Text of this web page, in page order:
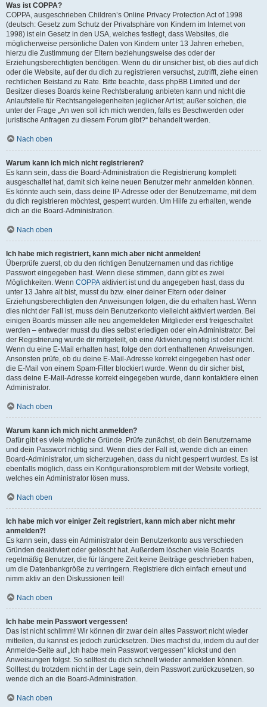
Was ist COPPA?
COPPA, ausgeschrieben Children’s Online Privacy Protection Act of 1998
(deutsch: Gesetz zum Schutz der Privatsphäre von Kindern im Internet von
1998) ist ein Gesetz in den USA, welches festlegt, dass Websites, die
möglicherweise persönliche Daten von Kindern unter 13 Jahren erheben,
hierzu die Zustimmung der Eltern beziehungsweise des oder der
Erziehungsberechtigten benötigen. Wenn du dir unsicher bist, ob dies auf dich
oder die Website, auf der du dich zu registrieren versuchst, zutrifft, ziehe einen
rechtlichen Beistand zu Rate. Bitte beachte, dass phpBB Limited und der
Besitzer dieses Boards keine Rechtsberatung anbieten kann und nicht die
Anlaufstelle für Rechtsangelegenheiten jeglicher Art ist; außer solchen, die
unter der Frage „An wen soll ich mich wenden, falls es Beschwerden oder
juristische Anfragen zu diesem Forum gibt?“ behandelt werden.
Nach oben
Warum kann ich mich nicht registrieren?
Es kann sein, dass die Board-Administration die Registrierung komplett
ausgeschaltet hat, damit sich keine neuen Benutzer mehr anmelden können.
Es könnte auch sein, dass deine IP-Adresse oder der Benutzername, mit dem
du dich registrieren möchtest, gesperrt wurden. Um Hilfe zu erhalten, wende
dich an die Board-Administration.
Nach oben
Ich habe mich registriert, kann mich aber nicht anmelden!
Überprüfe zuerst, ob du den richtigen Benutzernamen und das richtige
Passwort eingegeben hast. Wenn diese stimmen, dann gibt es zwei
Möglichkeiten. Wenn COPPA aktiviert ist und du angegeben hast, dass du
unter 13 Jahre alt bist, musst du bzw. einer deiner Eltern oder deiner
Erziehungsberechtigten den Anweisungen folgen, die du erhalten hast. Wenn
dies nicht der Fall ist, muss dein Benutzerkonto vielleicht aktiviert werden. Bei
einigen Boards müssen alle neu angemeldeten Mitglieder erst freigeschaltet
werden – entweder musst du dies selbst erledigen oder ein Administrator. Bei
der Registrierung wurde dir mitgeteilt, ob eine Aktivierung nötig ist oder nicht.
Wenn du eine E-Mail erhalten hast, folge den dort enthaltenen Anweisungen.
Ansonsten prüfe, ob du deine E-Mail-Adresse korrekt eingegeben hast oder
die E-Mail von einem Spam-Filter blockiert wurde. Wenn du dir sicher bist,
dass deine E-Mail-Adresse korrekt eingegeben wurde, dann kontaktiere einen
Administrator.
Nach oben
Warum kann ich mich nicht anmelden?
Dafür gibt es viele mögliche Gründe. Prüfe zunächst, ob dein Benutzername
und dein Passwort richtig sind. Wenn dies der Fall ist, wende dich an einen
Board-Administrator, um sicherzugehen, dass du nicht gesperrt wurdest. Es ist
ebenfalls möglich, dass ein Konfigurationsproblem mit der Website vorliegt,
welches ein Administrator lösen muss.
Nach oben
Ich habe mich vor einiger Zeit registriert, kann mich aber nicht mehr
anmelden?!
Es kann sein, dass ein Administrator dein Benutzerkonto aus verschieden
Gründen deaktiviert oder gelöscht hat. Außerdem löschen viele Boards
regelmäßig Benutzer, die für längere Zeit keine Beiträge geschrieben haben,
um die Datenbankgröße zu verringern. Registriere dich einfach erneut und
nimm aktiv an den Diskussionen teil!
Nach oben
Ich habe mein Passwort vergessen!
Das ist nicht schlimm! Wir können dir zwar dein altes Passwort nicht wieder
mitteilen, du kannst es jedoch zurücksetzen. Dies machst du, indem du auf der
Anmelde-Seite auf „Ich habe mein Passwort vergessen“ klickst und den
Anweisungen folgst. So solltest du dich schnell wieder anmelden können.
Solltest du trotzdem nicht in der Lage sein, dein Passwort zurückzusetzen, so
wende dich an die Board-Administration.
Nach oben